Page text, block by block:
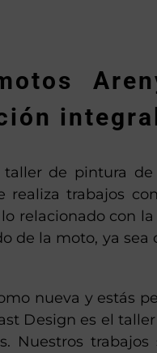
taller de pintura de
realiza trabajos
relacionado con la
de la moto, ya sea
nueva y estás
Design es el
Nuestros trabajos